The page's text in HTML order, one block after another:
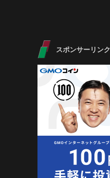
スポンサーリンク